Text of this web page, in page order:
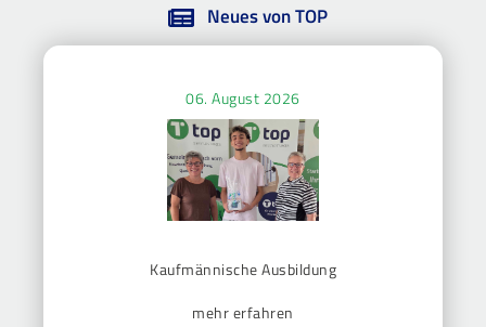
Neues von TOP
06. August 2026
Kaufmännische Ausbildung
mehr erfahren